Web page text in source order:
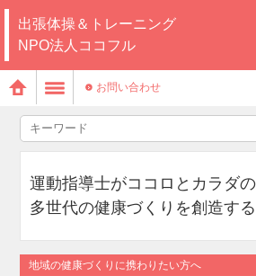
出張体操＆トレーニング
NPO法人ココフル
お問い合わせ
運動指導士がココロとカラダの
多世代の健康づくりを創造する
地域の健康づくりに携わりたい方へ